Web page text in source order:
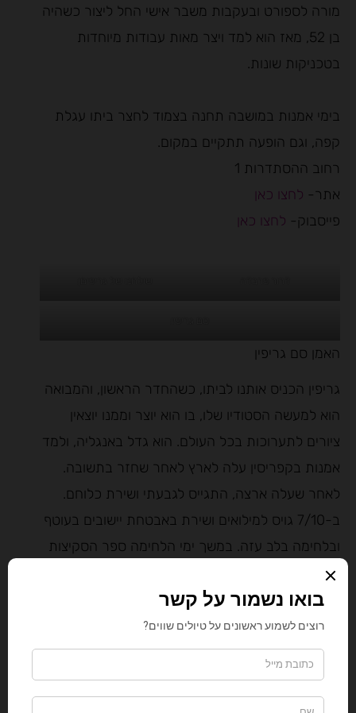
מורה לספורט ובעקבות משבר אישי החל ליצור כשהיה
בן 52, מאז הוא למד ויצר מאות עבודות מיוחדות
בטכניקות שונות.
בימי אמנות במושבה תחנה בצמוד לחצר ביתו עגלת
קפה, וגם הופעה תתקיים במקום.
רחוב ההסתדרות 1
אתר- לחצו כאן
פייסבוק- לחצו כאן
האמן סם גריפין
גריפין הכניס אותנו לביתו, כשהחדר הראשון, והמבואה
הוא למעשה הסטודיו שלו, בו הוא יוצר וממנו יוצאין
ציורים לתערוכות בכל העולם. הוא גדל באנגליה, ולמד
אמנות בקפריסין עלה לארץ לאחר שחזר בתשובה.
לאחר שעלה ארצה, התגייס לגבעתי ושירת כלוחם.
ב-7/10 גויס למילואים ושירת באבטחת יישובים בעוטף
ובלחימה בלב עזה. במשך ימי הלחימה ספר הסקיצות
שלו היה צמוד אליו, הוא תיעד אירועים ורגעים ביומיום
הקשוח של המלחמה ועכשיו מצייר בהשראת זכרונותיו.
רחוב המושב 27
טלפון: 050-6534016
אתר-